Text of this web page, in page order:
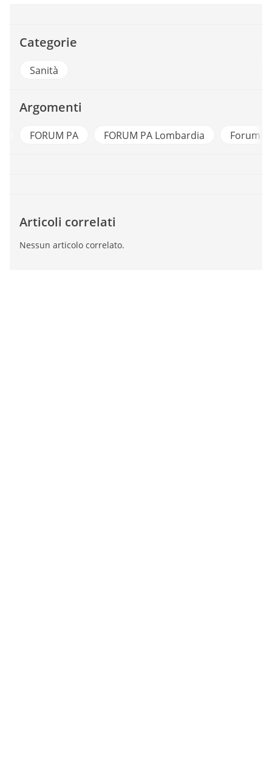
Categorie
Sanità
Argomenti
FORUM PA FORUM PA Lombardia Forum
Articoli correlati
Nessun articolo correlato.